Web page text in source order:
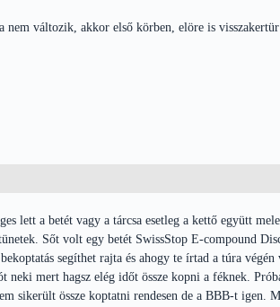
változik, akkor első körben, elöre is
lett a betét vagy a tárcsa esetleg a kettő együtt
Sőt volt egy betét SwissStop E-compound
segíthet rajta és ahogy te írtad a túra
neki mert hagsz elég időt össze kopni a féknek.
sikerült össze koptatni rendesen de a BBB-t igen.